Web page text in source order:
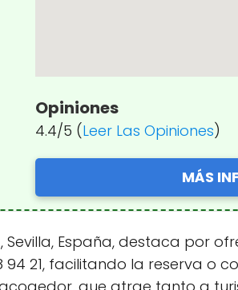
Opiniones
4.4/5 (Leer Las Opiniones)
MÁS
Sevilla, España, destaca por
21, facilitando la reserva o